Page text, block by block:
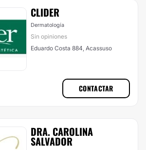
CLIDER
Dermatología
Sin opiniones
Eduardo Costa 884, Acassuso
CONTACTAR
DRA. CAROLINA
SALVADOR